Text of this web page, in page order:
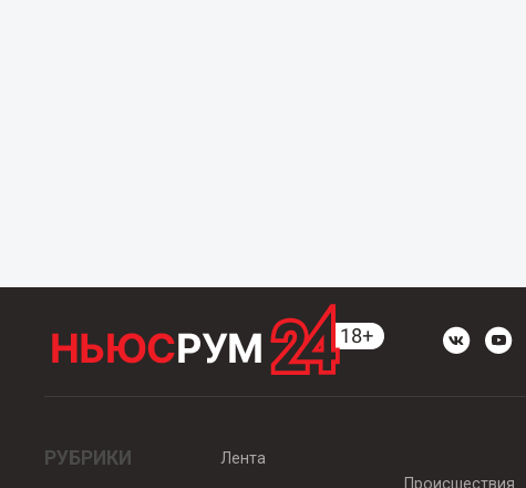
РУБРИКИ
Лента
Происшествия